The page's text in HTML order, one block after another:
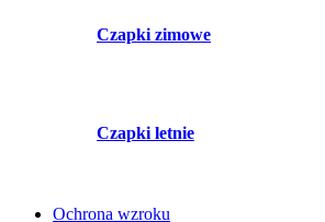
Czapki zimowe
Czapki letnie
Ochrona wzroku